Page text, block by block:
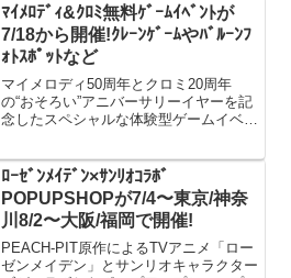
ﾏｲﾒﾛﾃﾞｨ&ｸﾛﾐ無料ｹﾞｰﾑｲﾍﾞﾝﾄが
7/18から開催!ｸﾚｰﾝｹﾞｰﾑやﾊﾞﾙｰﾝﾌ
ｫﾄｽﾎﾟｯﾄなど
マイメロディ50周年とクロミ20周年
の“おそろい”アニバーサリーイヤーを記
念したスペシャルな体験型ゲームイベン
にて2025年7月18日(...
ﾛｰｾﾞﾝﾒｲﾃﾞﾝ×ｻﾝﾘｵｺﾗﾎﾞ
POPUPSHOPが7/4〜東京/神奈
川8/2〜大阪/福岡で開催!
PEACH-PIT原作によるTVアニメ「ロー
ゼンメイデン」とサンリオキャラクター